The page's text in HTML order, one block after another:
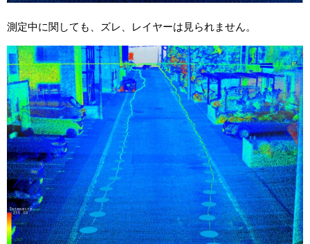
測定中に関しても、ズレ、レイヤーは見られません。